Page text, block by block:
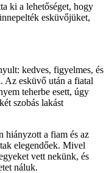
ki a lehetőséget, hogy
esküvőjüket,
kedves, figyelmes, és
Az esküvő után a fiatal
teherbe esett, úgy
szobás lakást
hiányzott a fiam és az
elegendőek. Mivel
vett nekünk, és
náluk.